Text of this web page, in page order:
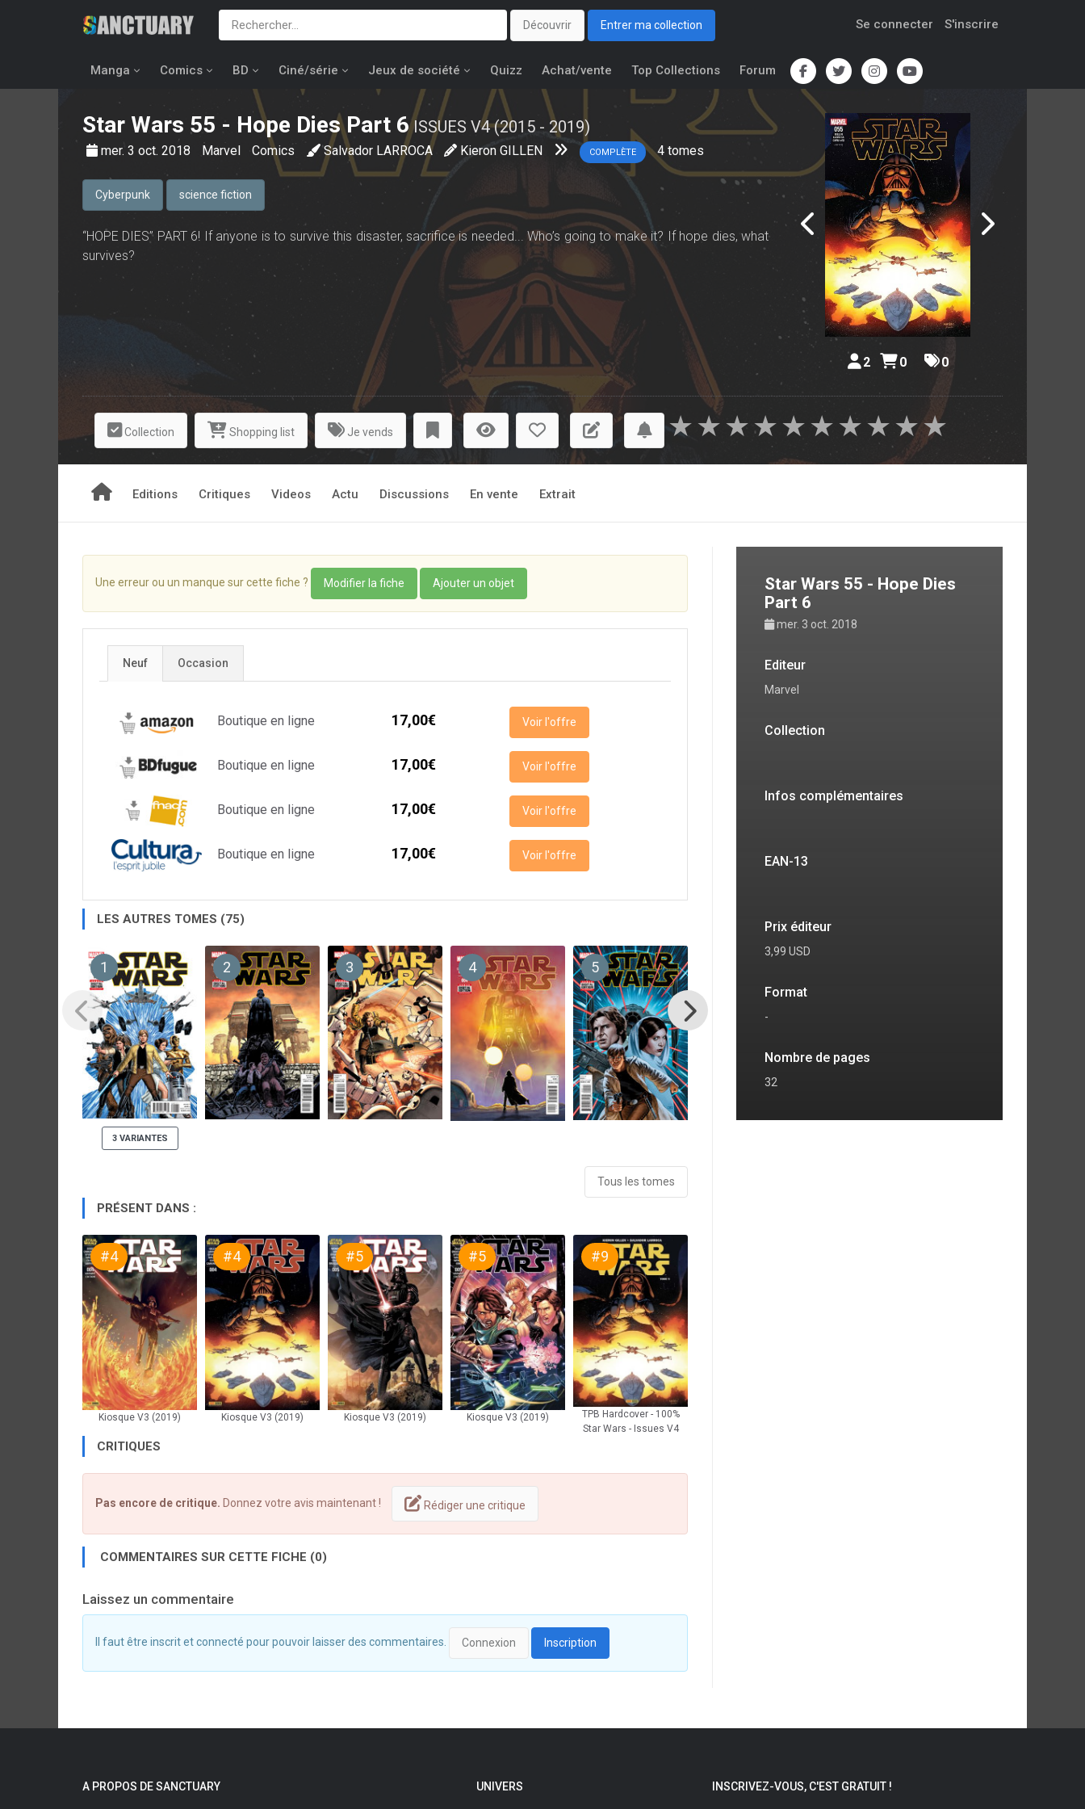
Découvrir Entrer ma collection Se connecter S'inscrire
Manga Comics BD Ciné/série Jeux de société Quizz Achat/vente Top Collections Forum
Star Wars 55 - Hope Dies Part 6ISSUES V4 (2015 - 2019)
mer. 3 oct. 2018 Marvel Comics Salvador LARROCA Kieron GILLEN COMPLÈTE 4 tomes
Cyberpunk science fiction
“HOPE DIES” PART 6! If anyone is to survive this disaster, sacrifice is needed... Who’s going to make it? If hope dies, what
survives?
2 0 0
Collection Shopping list Je vends ★
★
★
★
★
★
★
★
★
★
Editions Critiques Videos Actu Discussions En vente Extrait
Une erreur ou un manque sur cette fiche ? Modifier la fiche Ajouter un objet
Neuf Occasion
Boutique en ligne 17,00€ Voir l'offre
Boutique en ligne 17,00€ Voir l'offre
Boutique en ligne 17,00€ Voir l'offre
Boutique en ligne 17,00€ Voir l'offre
LES AUTRES TOMES (75)
3 VARIANTES
1 2 3 4 5
Tous les tomes
PRÉSENT DANS :
#4
Kiosque V3 (2019)
#4
Kiosque V3 (2019)
#5
Kiosque V3 (2019)
#5
Kiosque V3 (2019)
#9
TPB Hardcover - 100%
Star Wars - Issues V4
CRITIQUES
Pas encore de critique. Donnez votre avis maintenant ! Rédiger une critique
COMMENTAIRES SUR CETTE FICHE (0)
Laissez un commentaire
Il faut être inscrit et connecté pour pouvoir laisser des commentaires. Connexion Inscription
Star Wars 55 - Hope Dies
Part 6
mer. 3 oct. 2018
Editeur
Marvel
Collection
Infos complémentaires
EAN-13
Prix éditeur
3,99 USD
Format
-
Nombre de pages
32
A PROPOS DE SANCTUARY UNIVERS INSCRIVEZ-VOUS, C'EST GRATUIT !